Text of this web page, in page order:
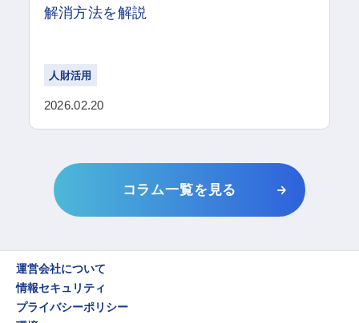
解消方法を解説
人財活用
2026.02.20
コラム一覧を見る
運営会社について
情報セキュリティ
プライバシーポリシー